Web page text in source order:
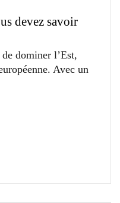
devez savoir
dominer l’Est,
Avec un